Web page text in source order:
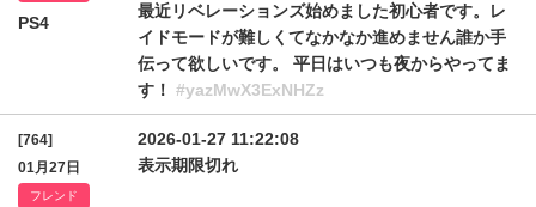
PS4
最近リベレーションズ始めました初心者です。レ
イドモードが難しくてなかなか進めません誰か手
伝って欲しいです。 平日はいつも夜からやってま
す！ #yazMwX3ExNHZz
[764]
01月27日
フレンド
2026-01-27 11:22:08
表示期限切れ